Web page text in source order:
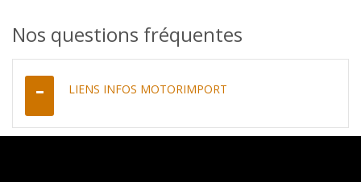
Nos questions fréquentes
LIENS INFOS MOTORIMPORT